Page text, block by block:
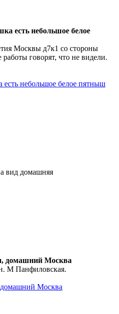
есть небольшое белое
Москвы д7к1 со стороны
говорят, что не видели.
есть небольшое белое пятныш
вид домашняя
домашний Москва
М Панфиловская.
домашний Москва